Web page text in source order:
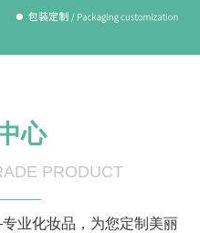
心
PRODUCT
业化妆品，为您定制美丽